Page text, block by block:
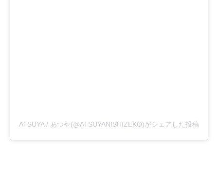
ATSUYA / あつや(@ATSUYANISHIZEKO)がシェアした投稿